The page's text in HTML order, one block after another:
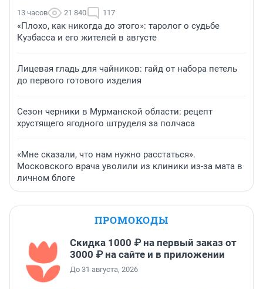
13 часов 21 840 117
«Плохо, как никогда до этого»: таролог о судьбе
Кузбасса и его жителей в августе
Лицевая гладь для чайников: гайд от набора петель
до первого готового изделия
Сезон черники в Мурманской области: рецепт
хрустящего ягодного штруделя за полчаса
«Мне сказали, что нам нужно расстаться».
Московского врача уволили из клиники из-за мата в
личном блоге
ПРОМОКОДЫ
Скидка 1000 ₽ на первый заказ от
3000 ₽ на сайте и в приложении
До 31 августа, 2026